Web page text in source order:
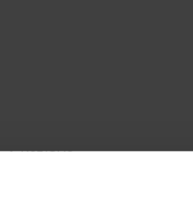
K35/CU?